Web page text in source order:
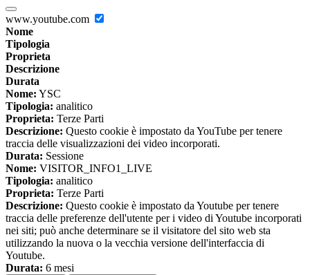
www.youtube.com
Nome
Tipologia
Proprieta
Descrizione
Durata
Nome: YSC
Tipologia: analitico
Proprieta: Terze Parti
Descrizione: Questo cookie è impostato da YouTube per tenere
traccia delle visualizzazioni dei video incorporati.
Durata: Sessione
Nome: VISITOR_INFO1_LIVE
Tipologia: analitico
Proprieta: Terze Parti
Descrizione: Questo cookie è impostato da Youtube per tenere
traccia delle preferenze dell'utente per i video di Youtube incorporati
nei siti; può anche determinare se il visitatore del sito web sta
utilizzando la nuova o la vecchia versione dell'interfaccia di
Youtube.
Durata: 6 mesi